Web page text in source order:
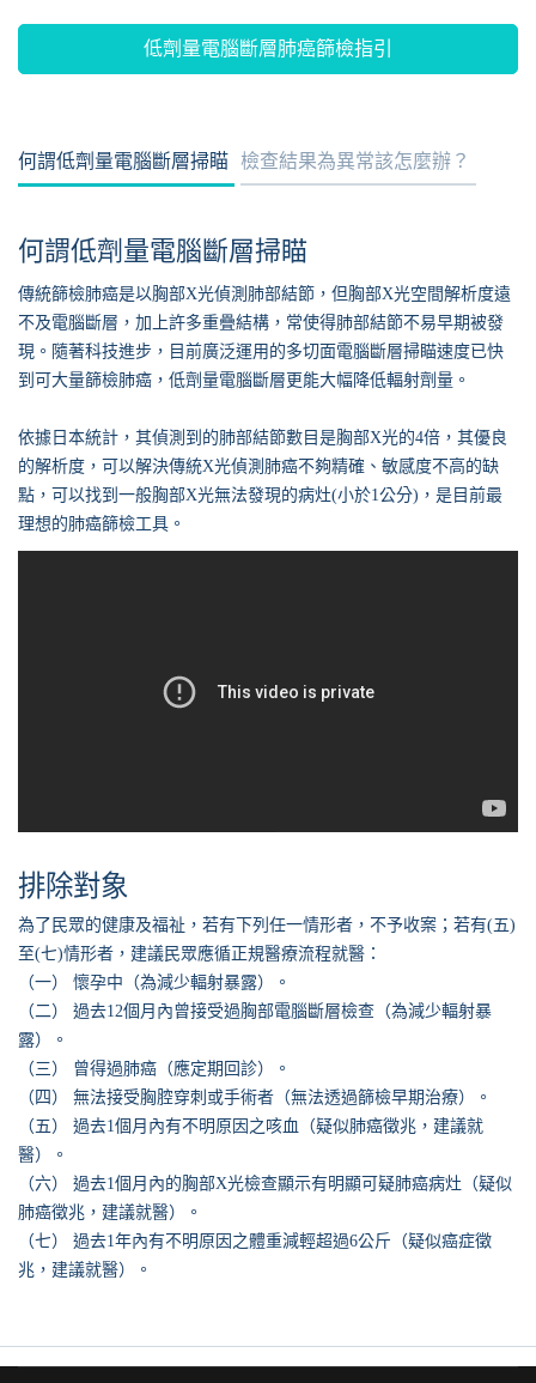
低劑量電腦斷層肺癌篩檢指引
何謂低劑量電腦斷層掃瞄 檢查結果為異常該怎麼辦？
何謂低劑量電腦斷層掃瞄
傳統篩檢肺癌是以胸部X光偵測肺部結節，但胸部X光空間解析度遠
不及電腦斷層，加上許多重疊結構，常使得肺部結節不易早期被發
現。隨著科技進步，目前廣泛運用的多切面電腦斷層掃瞄速度已快
到可大量篩檢肺癌，低劑量電腦斷層更能大幅降低輻射劑量。
依據日本統計，其偵測到的肺部結節數目是胸部X光的4倍，其優良
的解析度，可以解決傳統X光偵測肺癌不夠精確、敏感度不高的缺
點，可以找到一般胸部X光無法發現的病灶(小於1公分)，是目前最
理想的肺癌篩檢工具。
排除對象
為了民眾的健康及福祉，若有下列任一情形者，不予收案；若有(五)
至(七)情形者，建議民眾應循正規醫療流程就醫：
（一） 懷孕中（為減少輻射暴露）。
（二） 過去12個月內曾接受過胸部電腦斷層檢查（為減少輻射暴
露）。
（三） 曾得過肺癌（應定期回診）。
（四） 無法接受胸腔穿刺或手術者（無法透過篩檢早期治療）。
（五） 過去1個月內有不明原因之咳血（疑似肺癌徵兆，建議就
醫）。
（六） 過去1個月內的胸部X光檢查顯示有明顯可疑肺癌病灶（疑似
肺癌徵兆，建議就醫）。
（七） 過去1年內有不明原因之體重減輕超過6公斤（疑似癌症徵
兆，建議就醫）。